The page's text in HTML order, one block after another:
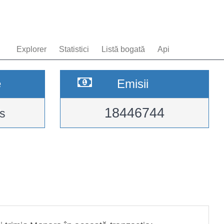
Explorer Statistici Listă bogată Api
Emisii
18446744